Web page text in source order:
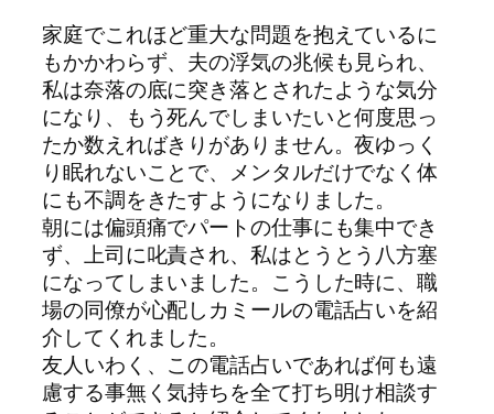
家庭でこれほど重大な問題を抱えているに
もかかわらず、夫の浮気の兆候も見られ、
私は奈落の底に突き落とされたような気分
になり、もう死んでしまいたいと何度思っ
たか数えればきりがありません。夜ゆっく
り眠れないことで、メンタルだけでなく体
にも不調をきたすようになりました。
朝には偏頭痛でパートの仕事にも集中でき
ず、上司に叱責され、私はとうとう八方塞
になってしまいました。こうした時に、職
場の同僚が心配しカミールの電話占いを紹
介してくれました。
友人いわく、この電話占いであれば何も遠
慮する事無く気持ちを全て打ち明け相談す